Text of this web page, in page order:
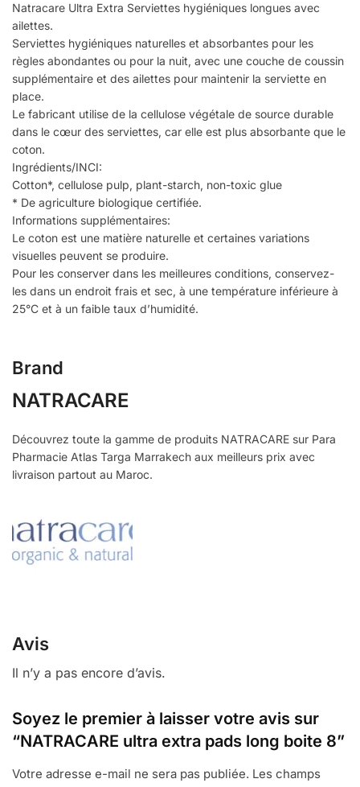
Natracare Ultra Extra Serviettes hygiéniques longues avec
ailettes.
Serviettes hygiéniques naturelles et absorbantes pour les
règles abondantes ou pour la nuit, avec une couche de coussin
supplémentaire et des ailettes pour maintenir la serviette en
place.
Le fabricant utilise de la cellulose végétale de source durable
dans le cœur des serviettes, car elle est plus absorbante que le
coton.
Ingrédients/INCI:
Cotton*, cellulose pulp, plant-starch, non-toxic glue
* De agriculture biologique certifiée.
Informations supplémentaires:
Le coton est une matière naturelle et certaines variations
visuelles peuvent se produire.
Pour les conserver dans les meilleures conditions, conservez-
les dans un endroit frais et sec, à une température inférieure à
25°C et à un faible taux d’humidité.
Brand
NATRACARE
Découvrez toute la gamme de produits NATRACARE sur Para
Pharmacie Atlas Targa Marrakech aux meilleurs prix avec
livraison partout au Maroc.
Avis
Il n’y a pas encore d’avis.
Soyez le premier à laisser votre avis sur
“NATRACARE ultra extra pads long boite 8”
Votre adresse e-mail ne sera pas publiée. Les champs